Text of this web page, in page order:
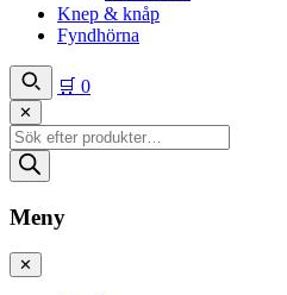
Knep & knåp
Fyndhörna
🛒 0
✕
Produktsökning
Meny
✕